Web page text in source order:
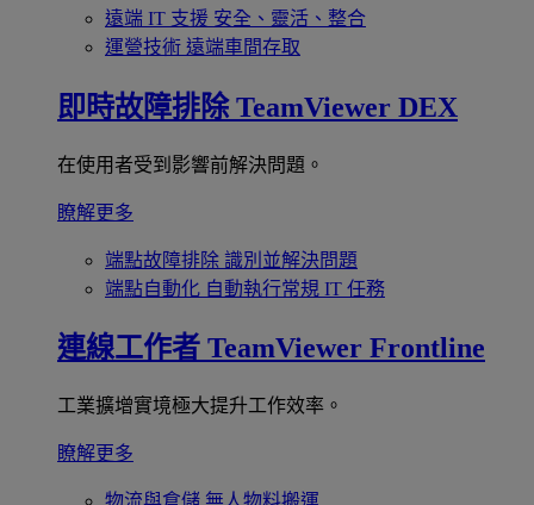
遠端 IT 支援 安全、靈活、整合
運營技術 遠端車間存取
即時故障排除 TeamViewer DEX
在使用者受到影響前解決問題。
瞭解更多
端點故障排除 識別並解決問題
端點自動化 自動執行常規 IT 任務
連線工作者 TeamViewer Frontline
工業擴增實境極大提升工作效率。
瞭解更多